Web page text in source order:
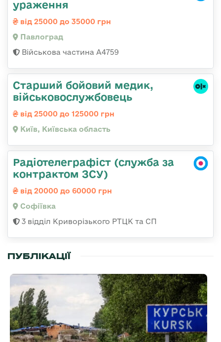
ураження
від 25000 до 35000 грн
Павлоград
Військова частина А4759
Старший бойовий медик,
військовослужбовець
від 25000 до 125000 грн
Київ, Київська область
Радіотелеграфіст (служба за
контрактом ЗСУ)
від 20000 до 60000 грн
Софіївка
3 відділ Криворізького РТЦК та СП
ПУБЛІКАЦІЇ